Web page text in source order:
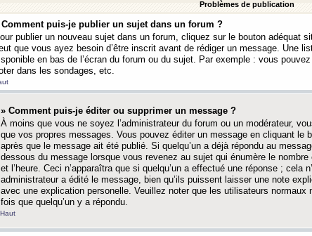
Problèmes de publication
Comment puis-je publier un sujet dans un forum ?
publier un nouveau sujet dans un forum, cliquez sur le bouton adéquat
que vous ayez besoin d’être inscrit avant de rédiger un message. Une
en bas de l’écran du forum ou du sujet. Par exemple : vous
dans les sondages, etc.
» Comment puis-je éditer ou supprimer un message ?
À moins que vous ne soyez l’administrateur du forum ou un modérateur,
que vos propres messages. Vous pouvez éditer un message en cliquant le
après que le message ait été publié. Si quelqu’un a déjà répondu au
dessous du message lorsque vous revenez au sujet qui énumère le
et l’heure. Ceci n’apparaîtra que si quelqu’un a effectué une réponse ; cela
administrateur a édité le message, bien qu’ils puissent laisser une note
avec une explication personelle. Veuillez noter que les utilisateurs normaux
fois que quelqu’un y a répondu.
Haut